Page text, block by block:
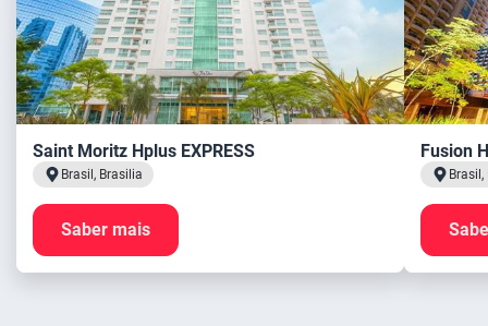
Saint Moritz Hplus EXPRESS
Brasil, Brasilia
Saber mais
Fusion